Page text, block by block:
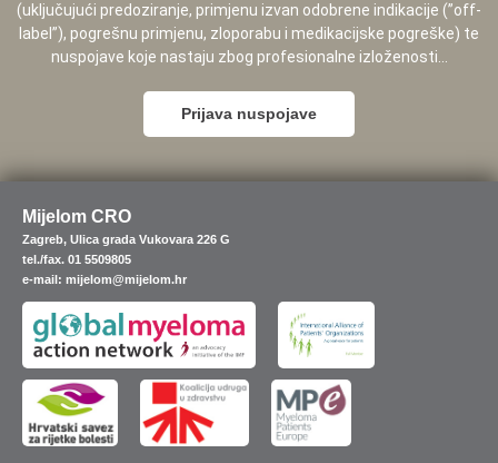
(uključujući predoziranje, primjenu izvan odobrene indikacije (”off-
label”), pogrešnu primjenu, zloporabu i medikacijske pogreške) te
nuspojave koje nastaju zbog profesionalne izloženosti...
Prijava nuspojave
Mijelom CRO
Zagreb, Ulica grada Vukovara 226 G
tel./fax. 01 5509805
e-mail: mijelom@mijelom.hr